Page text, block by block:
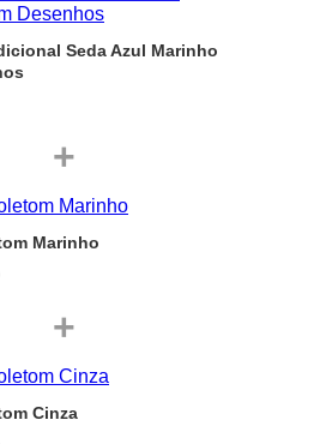
Seda Azul Marinho
+
Marinho
+
Cinza